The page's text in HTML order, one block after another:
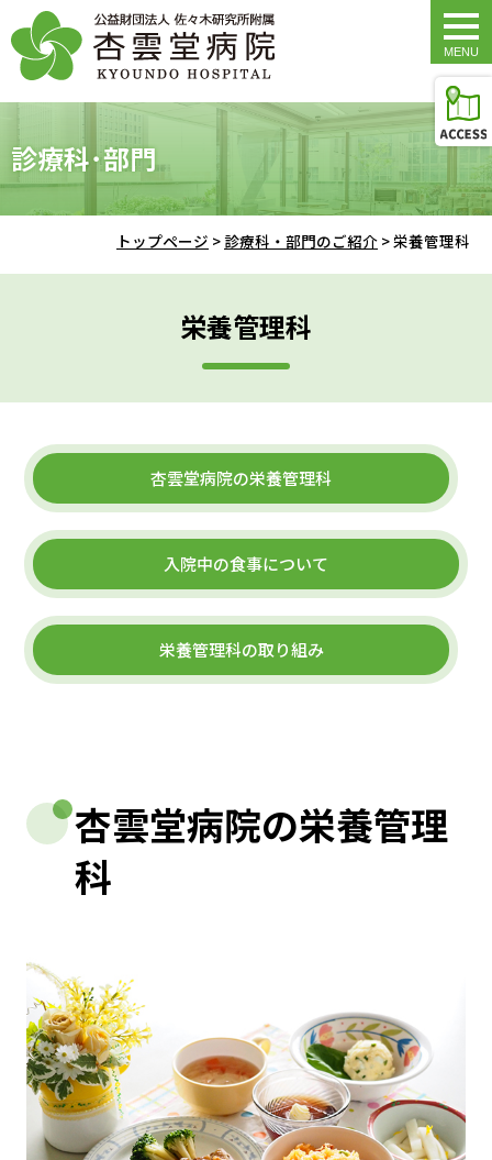
診療科･部門
トップページ >診療科・部門のご紹介 > 栄養管理科
栄養管理科
杏雲堂病院の栄養管理科
入院中の食事について
栄養管理科の取り組み
杏雲堂病院の栄養管理
科